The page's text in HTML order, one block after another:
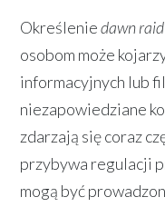
Określeniedawn
osobom może
informacyjnych lub
niezapowiedziane
zdarzają się coraz
przybywa regulacji
mogą być